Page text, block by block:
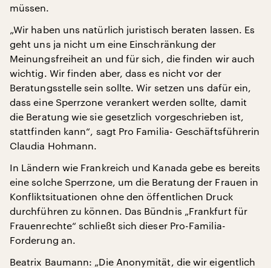
müssen.
„Wir haben uns natürlich juristisch beraten lassen. Es
geht uns ja nicht um eine Einschränkung der
Meinungsfreiheit an und für sich, die finden wir auch
wichtig. Wir finden aber, dass es nicht vor der
Beratungsstelle sein sollte. Wir setzen uns dafür ein,
dass eine Sperrzone verankert werden sollte, damit
die Beratung wie sie gesetzlich vorgeschrieben ist,
stattfinden kann“, sagt Pro Familia- Geschäftsführerin
Claudia Hohmann.
In Ländern wie Frankreich und Kanada gebe es bereits
eine solche Sperrzone, um die Beratung der Frauen in
Konfliktsituationen ohne den öffentlichen Druck
durchführen zu können. Das Bündnis „Frankfurt für
Frauenrechte“ schließt sich dieser Pro-Familia-
Forderung an.
Beatrix Baumann: „Die Anonymität, die wir eigentlich